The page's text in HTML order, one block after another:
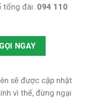
tổng đài: 094 110
GỌI NGAY
sẽ được cập nhật
vì thế, đừng ngại